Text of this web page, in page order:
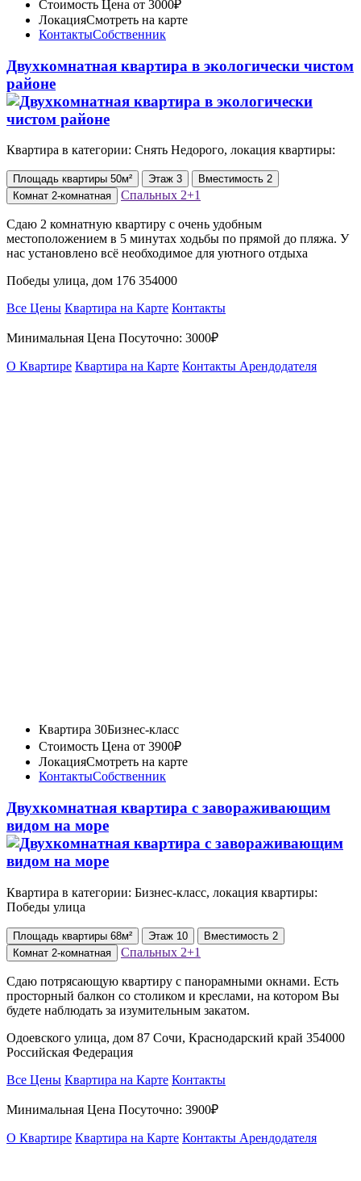
Стоимость Цена от 3000₽
ЛокацияСмотреть на карте
КонтактыСобственник
Двухкомнатная квартира в экологически чистом
районе
Квартира в категории: Снять Недорого, локация квартиры:
Площадь квартиры 50м² Этаж 3 Вместимость 2
Комнат 2-комнатная Спальных 2+1
Сдаю 2 комнатную квартиру с очень удобным
местоположением в 5 минутах ходьбы по прямой до пляжа. У
нас установлено всё необходимое для уютного отдыха
Победы улица, дом 176 354000
Все Цены Квартира на Карте Контакты
Минимальная Цена Посуточно: 3000₽
О Квартире Квартира на Карте Контакты Арендодателя
Квартира 30Бизнес-класс
Стоимость Цена от 3900₽
ЛокацияСмотреть на карте
КонтактыСобственник
Двухкомнатная квартира с зaвopаживающим
видом на море
Квартира в категории: Бизнес-класс, локация квартиры:
Победы улица
Площадь квартиры 68м² Этаж 10 Вместимость 2
Комнат 2-комнатная Спальных 2+1
Сдаю потрясающую квартиру с панорамными oкнами. Есть
просторный балкон со столиком и креслами, на котором Вы
будете наблюдать за изумительным закатом.
Одоевского улица, дом 87 Сочи, Краснодарский край 354000
Российская Федерация
Все Цены Квартира на Карте Контакты
Минимальная Цена Посуточно: 3900₽
О Квартире Квартира на Карте Контакты Арендодателя